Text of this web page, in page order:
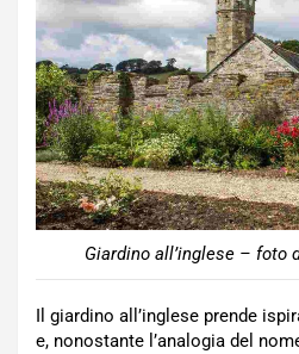
Giardino all’inglese – foto
Il giardino all’inglese prende
e, nonostante l’analogia del